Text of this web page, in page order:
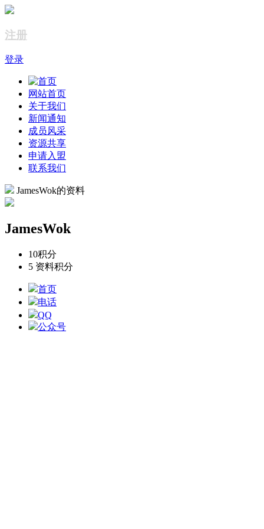
注册
登录
网站首页
关于我们
新闻通知
成员风采
资源共享
申请入盟
联系我们
JamesWok的资料
JamesWok
10积分
5 资料积分
首页
电话
QQ
公众号